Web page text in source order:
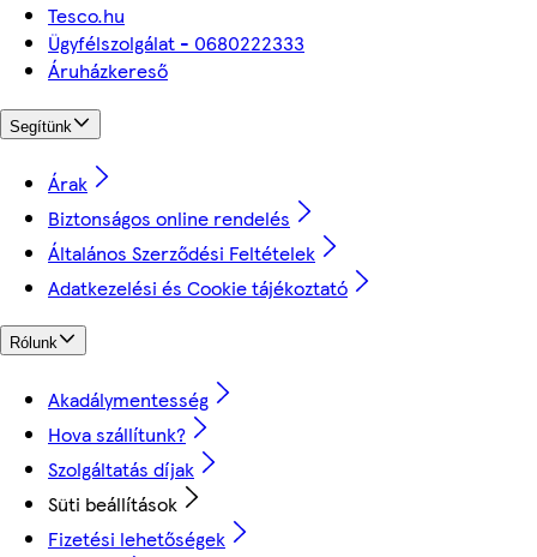
Tesco.hu
Ügyfélszolgálat - 0680222333
Áruházkereső
Segítünk
Árak
Biztonságos online rendelés
Általános Szerződési Feltételek
Adatkezelési és Cookie tájékoztató
Rólunk
Akadálymentesség
Hova szállítunk?
Szolgáltatás díjak
Süti beállítások
Fizetési lehetőségek